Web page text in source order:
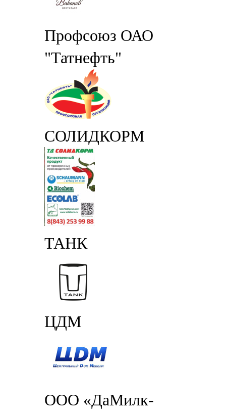
Профсоюз ОАО
"Татнефть"
СОЛИДКОРМ
ТАНК
ЦДМ
ООО «ДаМилк-